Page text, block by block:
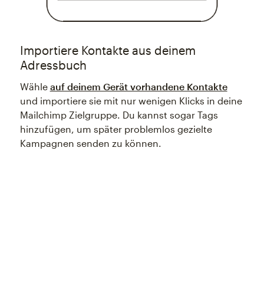
Importiere Kontakte aus deinem
Adressbuch
Wähle auf deinem Gerät vorhandene Kontakte
und importiere sie mit nur wenigen Klicks in deine
Mailchimp Zielgruppe. Du kannst sogar Tags
hinzufügen, um später problemlos gezielte
Kampagnen senden zu können.